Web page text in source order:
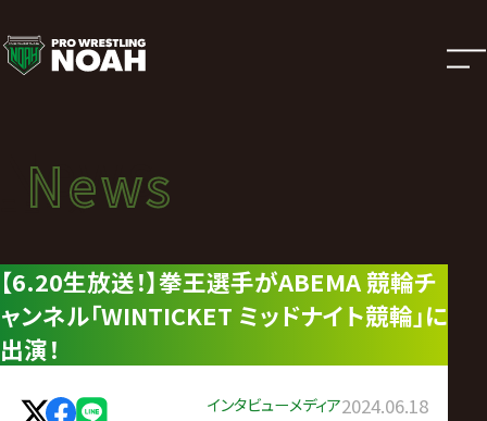
ニ
ュ
ー
ス
|
プ
ロ
News
ニュース
News
【6.20生放送！】拳王選手がABEMA 競輪チ
ャンネル「WINTICKET ミッドナイト競輪」に
出演！
インタビューメディア2024.06.18